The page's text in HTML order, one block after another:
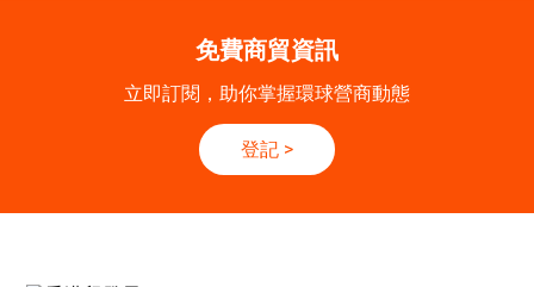
免費商貿資訊
立即訂閱，助你掌握環球營商動態
登記 >